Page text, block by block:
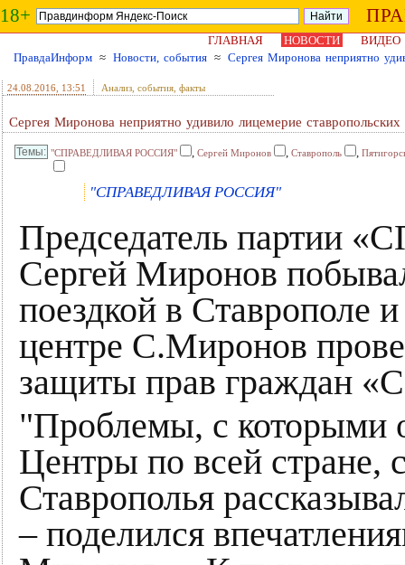
18+
ГЛАВНАЯ НОВОСТИ
ВИДЕО
ПравдаИнформ ≈ Новости, события ≈ Сергея Миронова неприятно
24.08.2016 , 13:51 Анализ, события, факты
Сергея Миронова неприятно удивило лицемерие ставропольских
"СПРАВЕДЛИВАЯ РОССИЯ" , Сергей Миронов , Ставрополь ,
"СПРАВЕДЛИВАЯ РОССИЯ"
Председатель
Сергей Миронов
поездкой в Ставрополе
центре С.Миронов
защиты прав граждан
"Проблемы, с которыми
Центры по всей стране,
Ставрополья
– поделился